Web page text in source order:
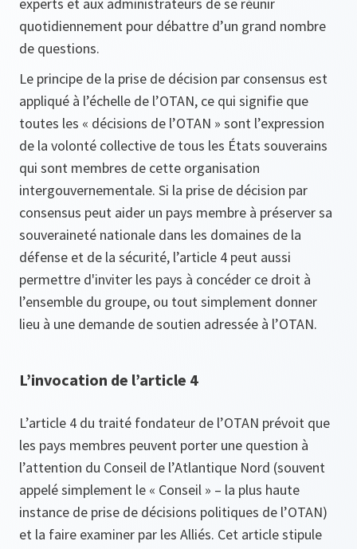
experts et aux administrateurs de se réunir
quotidiennement pour débattre d’un grand nombre
de questions.
Le principe de la prise de décision par consensus est
appliqué à l’échelle de l’OTAN, ce qui signifie que
toutes les « décisions de l’OTAN » sont l’expression
de la volonté collective de tous les États souverains
qui sont membres de cette organisation
intergouvernementale. Si la prise de décision par
consensus peut aider un pays membre à préserver sa
souveraineté nationale dans les domaines de la
défense et de la sécurité, l’article 4 peut aussi
permettre d'inviter les pays à concéder ce droit à
l’ensemble du groupe, ou tout simplement donner
lieu à une demande de soutien adressée à l’OTAN.
L’invocation de l’article 4
L’article 4 du traité fondateur de l’OTAN prévoit que
les pays membres peuvent porter une question à
l’attention du Conseil de l’Atlantique Nord (souvent
appelé simplement le « Conseil » – la plus haute
instance de prise de décisions politiques de l’OTAN)
et la faire examiner par les Alliés. Cet article stipule